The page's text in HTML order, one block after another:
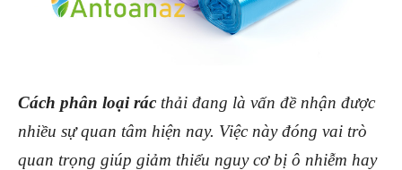
Cách phân loại rác thải đang là vấn đề nhận được
nhiều sự quan tâm hiện nay. Việc này đóng vai trò
quan trọng giúp giảm thiểu nguy cơ bị ô nhiễm hay